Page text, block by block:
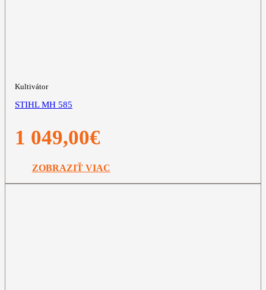
Kultivátor
STIHL MH 585
1 049,00€
ZOBRAZIŤ VIAC